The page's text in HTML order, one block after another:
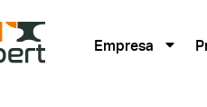
Empresa